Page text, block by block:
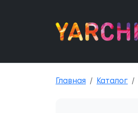
Главная Каталог